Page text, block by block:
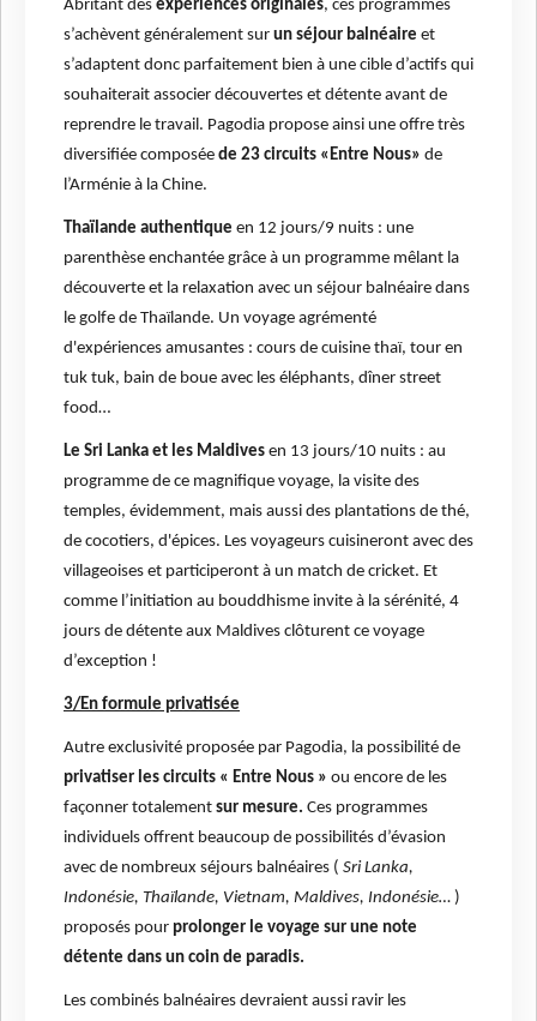
Abritant des expériences originales, ces programmes
s’achèvent généralement sur un séjour balnéaire et
s’adaptent donc parfaitement bien à une cible d’actifs qui
souhaiterait associer découvertes et détente avant de
reprendre le travail. Pagodia propose ainsi une offre très
diversifiée composée de 23 circuits «Entre Nous» de
l’Arménie à la Chine.
Thaïlande authentique en 12 jours/9 nuits : une
parenthèse enchantée grâce à un programme mêlant la
découverte et la relaxation avec un séjour balnéaire dans
le golfe de Thaïlande. Un voyage agrémenté
d'expériences amusantes : cours de cuisine thaï, tour en
tuk tuk, bain de boue avec les éléphants, dîner street
food…
Le Sri Lanka et les Maldives en 13 jours/10 nuits : au
programme de ce magnifique voyage, la visite des
temples, évidemment, mais aussi des plantations de thé,
de cocotiers, d'épices. Les voyageurs cuisineront avec des
villageoises et participeront à un match de cricket. Et
comme l’initiation au bouddhisme invite à la sérénité, 4
jours de détente aux Maldives clôturent ce voyage
d’exception !
3/En formule privatisée
Autre exclusivité proposée par Pagodia, la possibilité de
privatiser les circuits « Entre Nous » ou encore de les
façonner totalement sur mesure. Ces programmes
individuels offrent beaucoup de possibilités d’évasion
avec de nombreux séjours balnéaires ( Sri Lanka,
Indonésie, Thaïlande, Vietnam, Maldives, Indonésie… )
proposés pour prolonger le voyage sur une note
détente dans un coin de paradis.
Les combinés balnéaires devraient aussi ravir les